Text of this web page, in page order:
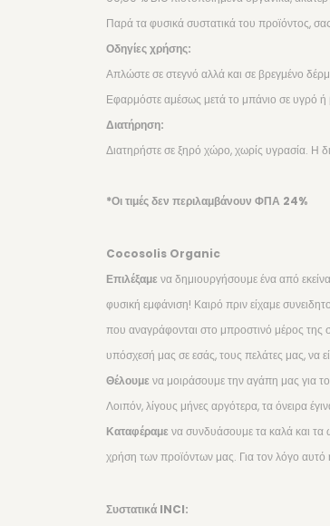
Παρά τα φυσικά συστατικά του προϊόντος,
Οδηγίες χρήσης:
Απλώστε σε στεγνό αλλά και σε βρεγμένο
Εφαρμόστε αμέσως μετά το μπάνιο σε υγρό
Διατήρηση:
Διατηρήστε σε ξηρό χώρο, χωρίς υγρασία. Η
*Οι τιμές δεν περιλαμβάνουν ΦΠΑ 24%
Cocosolis Organic
Επιλέξαμε να δημιουργήσουμε ένα από
φυσική εμφάνιση! Καιρό πριν είχαμε
που αναγράφονται στο μπροστινό μέρος της
υπόσχεσή μας σε εσάς, τους πελάτες μας, να
Θέλουμε να μοιράσουμε την αγάπη μας για
Λοιπόν, λίγους μήνες αργότερα, τα όνειρα
Καταφέραμε να συνδυάσουμε τα καλά και τα
χρήση των προϊόντων μας. Για τον λόγο
Συστατικά INCI: